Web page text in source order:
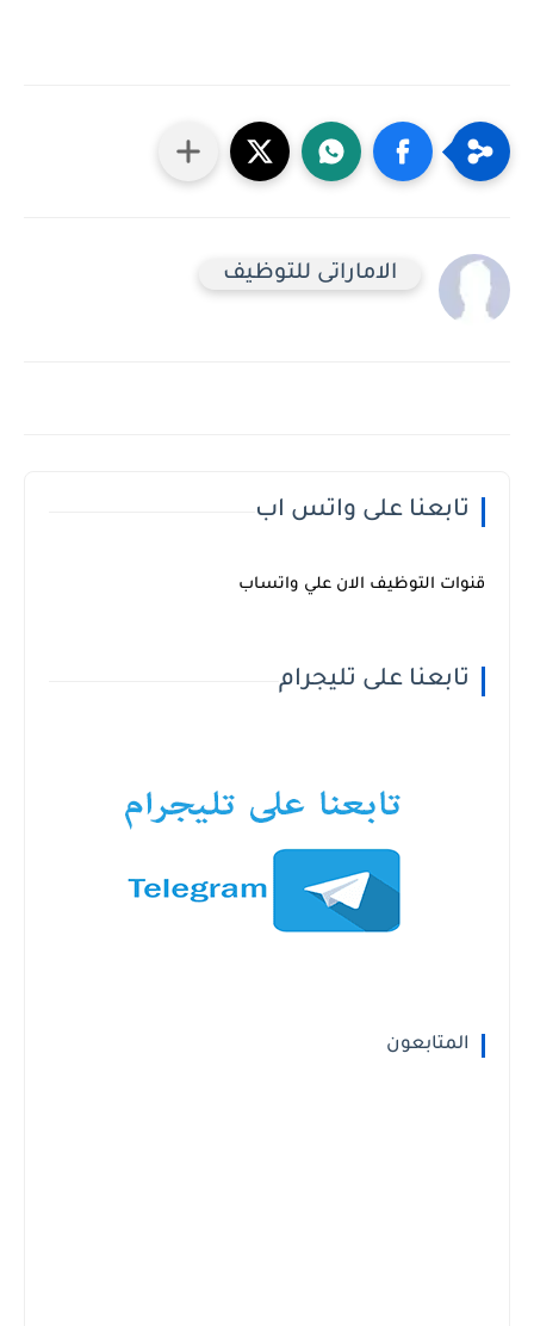
الاماراتى للتوظيف
تابعنا على واتس اب
قنوات التوظيف الان علي واتساب
تابعنا على تليجرام
المتابعون